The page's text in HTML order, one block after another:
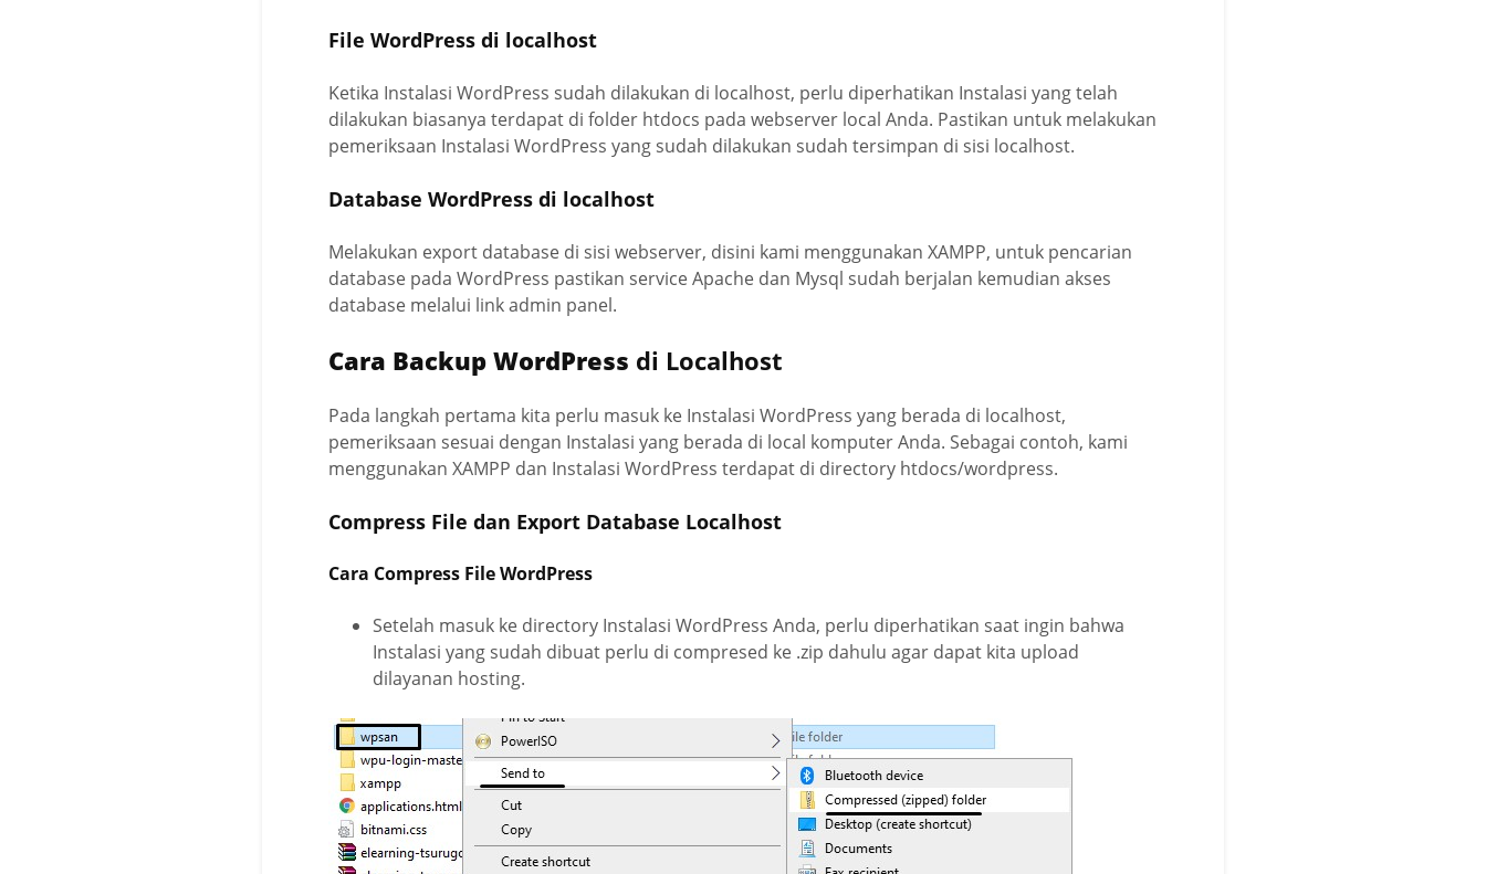
File WordPress di localhost
Ketika Instalasi WordPress sudah dilakukan di localhost, perlu diperhatikan Instalasi yang telah
dilakukan biasanya terdapat di folder htdocs pada webserver local Anda. Pastikan untuk melakukan
pemeriksaan Instalasi WordPress yang sudah dilakukan sudah tersimpan di sisi localhost.
Database WordPress di localhost
Melakukan export database di sisi webserver, disini kami menggunakan XAMPP, untuk pencarian
database pada WordPress pastikan service Apache dan Mysql sudah berjalan kemudian akses
database melalui link admin panel.
Cara Backup WordPress di Localhost
Pada langkah pertama kita perlu masuk ke Instalasi WordPress yang berada di localhost,
pemeriksaan sesuai dengan Instalasi yang berada di local komputer Anda. Sebagai contoh, kami
menggunakan XAMPP dan Instalasi WordPress terdapat di directory htdocs/wordpress.
Compress File dan Export Database Localhost
Cara Compress File WordPress
Setelah masuk ke directory Instalasi WordPress Anda, perlu diperhatikan saat ingin bahwa
Instalasi yang sudah dibuat perlu di compresed ke .zip dahulu agar dapat kita upload
dilayanan hosting.